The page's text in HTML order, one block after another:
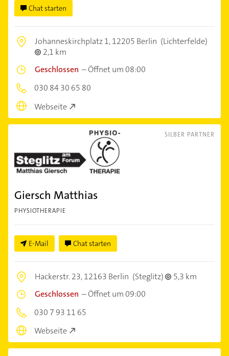
Chat starten
Johanneskirchplatz 1,12205 Berlin (Lichterfelde)
2,1 km
Geschlossen –Öffnet um 08:00
030 84 30 65 80
Webseite
SILBER PARTNER
Giersch Matthias
PHYSIOTHERAPIE
E-Mail Chat starten
Hackerstr. 23,12163 Berlin (Steglitz)
5,3 km
Geschlossen –Öffnet um 09:00
030 7 93 11 65
Webseite